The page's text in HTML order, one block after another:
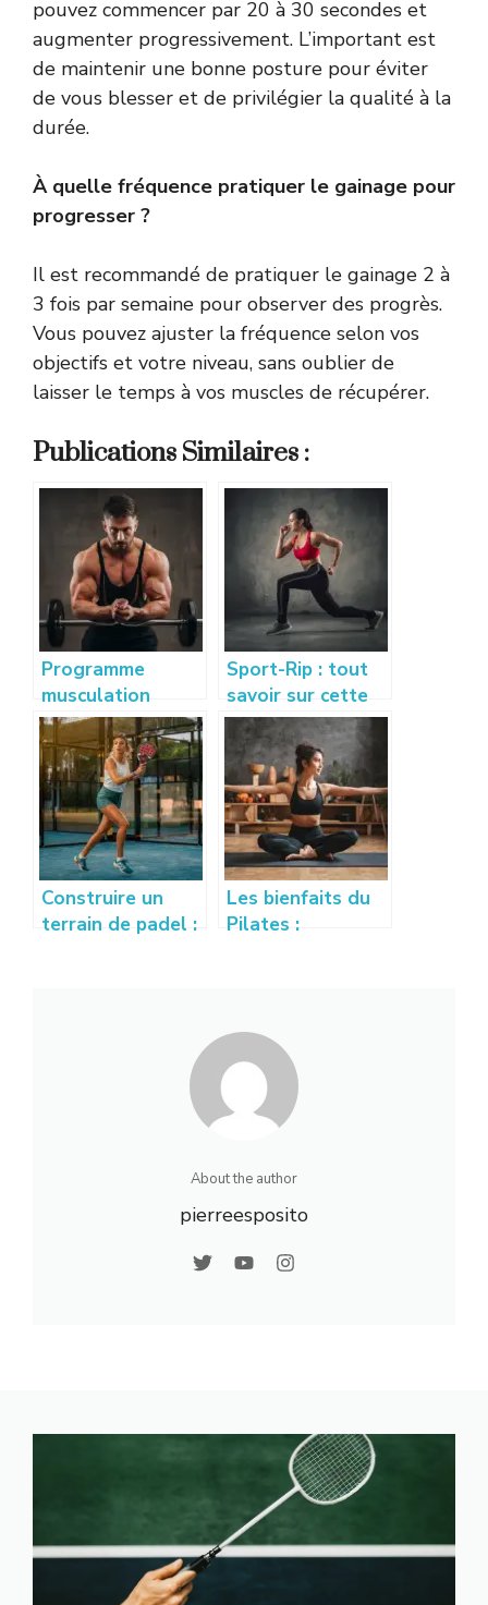
pouvez commencer par 20 à 30 secondes et
augmenter progressivement. L’important est
de maintenir une bonne posture pour éviter
de vous blesser et de privilégier la qualité à la
durée.
À quelle fréquence pratiquer le gainage pour
progresser ?
Il est recommandé de pratiquer le gainage 2 à
3 fois par semaine pour observer des progrès.
Vous pouvez ajuster la fréquence selon vos
objectifs et votre niveau, sans oublier de
laisser le temps à vos muscles de récupérer.
Publications Similaires :
Programme
musculation
débutant : guide
complet pour se
muscler
efficacement
Sport-Rip : tout
savoir sur cette
nouvelle
tendance sport et
bien-être
Construire un
terrain de padel :
Les bienfaits du
Pilates :
About the author
pierreesposito